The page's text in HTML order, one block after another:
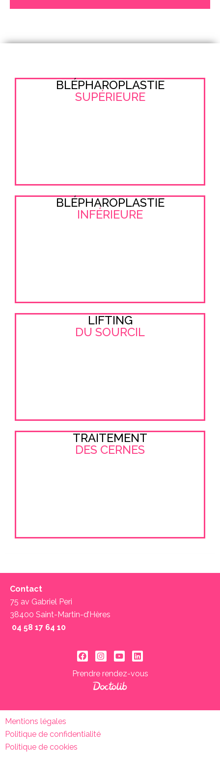
BLÉPHAROPLASTIE
SUPÉRIEURE
BLÉPHAROPLASTIE
INFÉRIEURE
LIFTING
DU SOURCIL
TRAITEMENT
DES CERNES
Contact
75 av Gabriel Peri
38400 Saint-Martin-d’Hères
04 58 17 64 10 ‬
Prendre rendez-vous
Mentions légales
Politique de confidentialité
Politique de cookies